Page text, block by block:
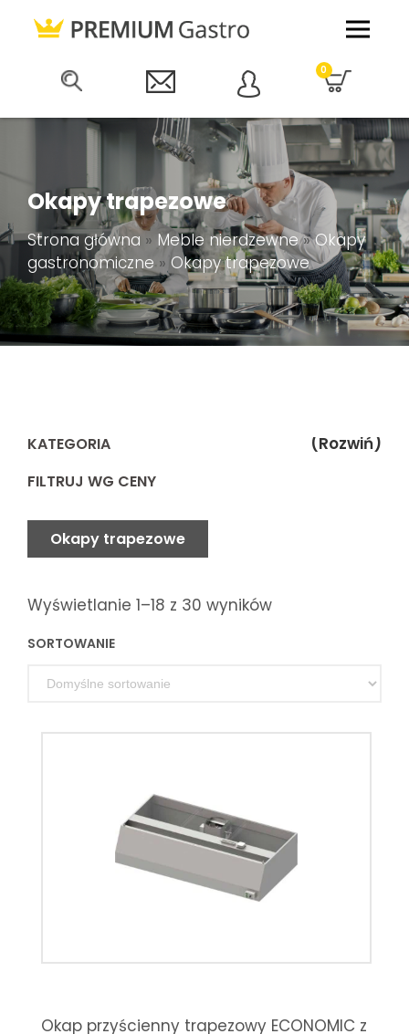
0
Okapy trapezowe
Strona główna » Meble nierdzewne»Okapy
gastronomiczne » Okapy trapezowe
KATEGORIA (Rozwiń)
FILTRUJ WG CENY
Okapy trapezowe
Wyświetlanie 1–18 z 30 wyników
SORTOWANIE
Okap przyścienny trapezowy ECONOMIC z